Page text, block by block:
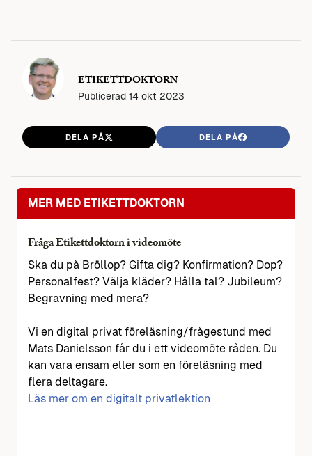
ETIKETTDOKTORN
Publicerad 14 okt 2023
DELA PÅ DELA PÅ
MER MED ETIKETTDOKTORN
Fråga Etikettdoktorn i videomöte
Ska du på Bröllop? Gifta dig? Konfirmation? Dop?
Personalfest? Välja kläder? Hålla tal? Jubileum?
Begravning med mera?
Vi en digital privat föreläsning/frågestund med
Mats Danielsson får du i ett videomöte råden. Du
kan vara ensam eller som en föreläsning med
flera deltagare.
Läs mer om en digitalt privatlektion